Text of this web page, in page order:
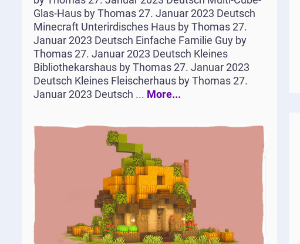
Glas-Haus by Thomas 27. Januar 2023 Deutsch
Minecraft Unterirdisches Haus by Thomas 27.
Januar 2023 Deutsch Einfache Familie Guy by
Thomas 27. Januar 2023 Deutsch Kleines
Bibliothekarshaus by Thomas 27. Januar 2023
Deutsch Kleines Fleischerhaus by Thomas 27.
Januar 2023 Deutsch ... More...